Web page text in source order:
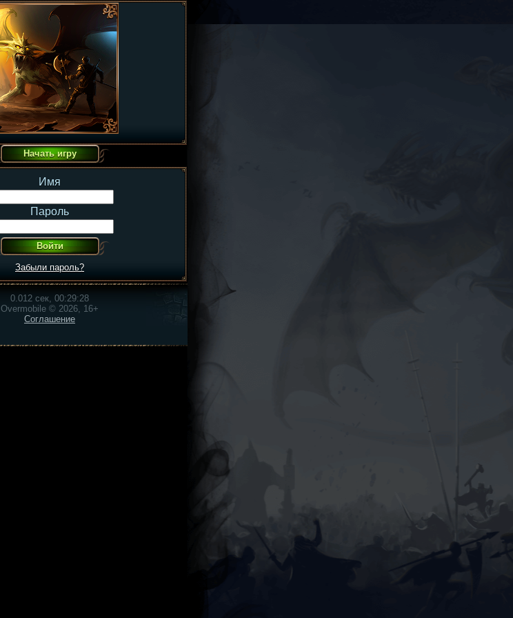
Имя
Пароль
Забыли пароль?
0.012 сек, 00:29:28
Overmobile © 2026, 16+
Соглашение